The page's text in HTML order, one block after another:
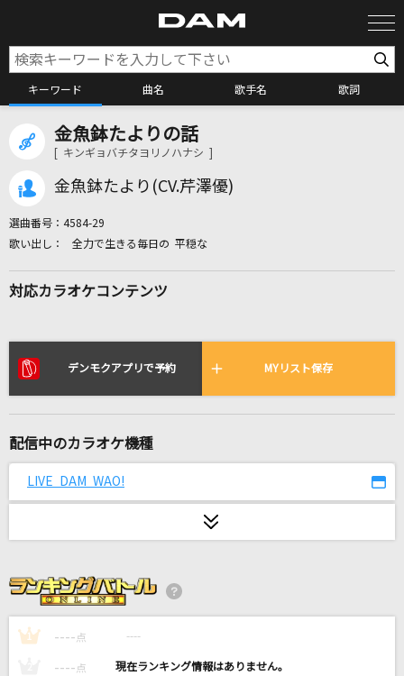
キーワード 曲名 歌手名 歌詞
カラオケ検索
カラオケ店舗検索
リアルタイムで歌われている曲の一覧
ルーキー
サカナクション
[生音]別れの予感
テレサ・テン
lulu.
Mrs. GREEN APPLE
金魚鉢たよりの話
[ キンギョバチタヨリノハナシ ]
金魚鉢たより(CV.芹澤優)
選曲番号： 4584-29
全力で生きる毎日の 平穏な
対応カラオケコンテンツ
デンモクアプリで予約 MYリスト保存
配信中のカラオケ機種
LIVE DAM WAO!
1 ---- 点 ----
---- 点 ----